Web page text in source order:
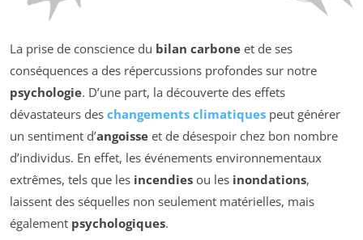
La prise de conscience du bilan carbone et de ses
conséquences a des répercussions profondes sur notre
psychologie. D’une part, la découverte des effets
dévastateurs des changements climatiques peut générer
un sentiment d’angoisse et de désespoir chez bon nombre
d’individus. En effet, les événements environnementaux
extrêmes, tels que les incendies ou les inondations,
laissent des séquelles non seulement matérielles, mais
également psychologiques.